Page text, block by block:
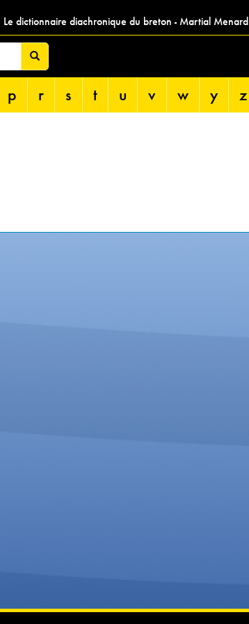
Le dictionnaire diachronique du breton - Martial Menard
p r s t u v w y z